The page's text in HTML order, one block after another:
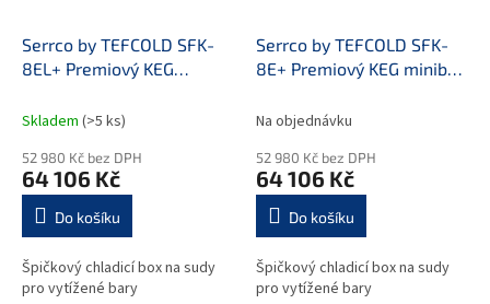
Serrco by TEFCOLD SFK-
8EL+ Premiový KEG
Skladem (>5 ks)
52 980 Kč bez DPH
64 106 Kč
Do košíku
Špičkový chladicí box na sudy
pro vytížené bary
Serrco by TEFCOLD SFK-
8E+ Premiový KEG minibar,
Na objednávku
52 980 Kč bez DPH
64 106 Kč
Do košíku
Špičkový chladicí box na sudy
pro vytížené bary